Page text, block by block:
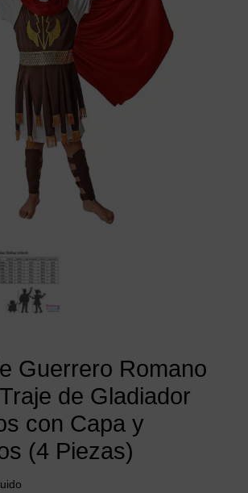
Guerrero Romano
de Gladiador
con Capa y
(4 Piezas)